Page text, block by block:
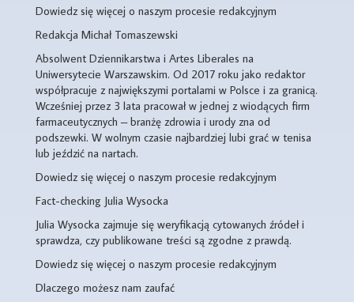
Dowiedz się więcej o naszym procesie redakcyjnym
Redakcja Michał Tomaszewski
Absolwent Dziennikarstwa i Artes Liberales na
Uniwersytecie Warszawskim. Od 2017 roku jako redaktor
współpracuje z największymi portalami w Polsce i za granicą.
Wcześniej przez 3 lata pracował w jednej z wiodących firm
farmaceutycznych – branżę zdrowia i urody zna od
podszewki. W wolnym czasie najbardziej lubi grać w tenisa
lub jeździć na nartach.
Dowiedz się więcej o naszym procesie redakcyjnym
Fact-checking Julia Wysocka
Julia Wysocka zajmuje się weryfikacją cytowanych źródeł i
sprawdza, czy publikowane treści są zgodne z prawdą.
Dowiedz się więcej o naszym procesie redakcyjnym
Dlaczego możesz nam zaufać